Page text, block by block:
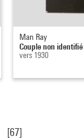
Man Ray
Couple non identifié
vers 1930
[67]